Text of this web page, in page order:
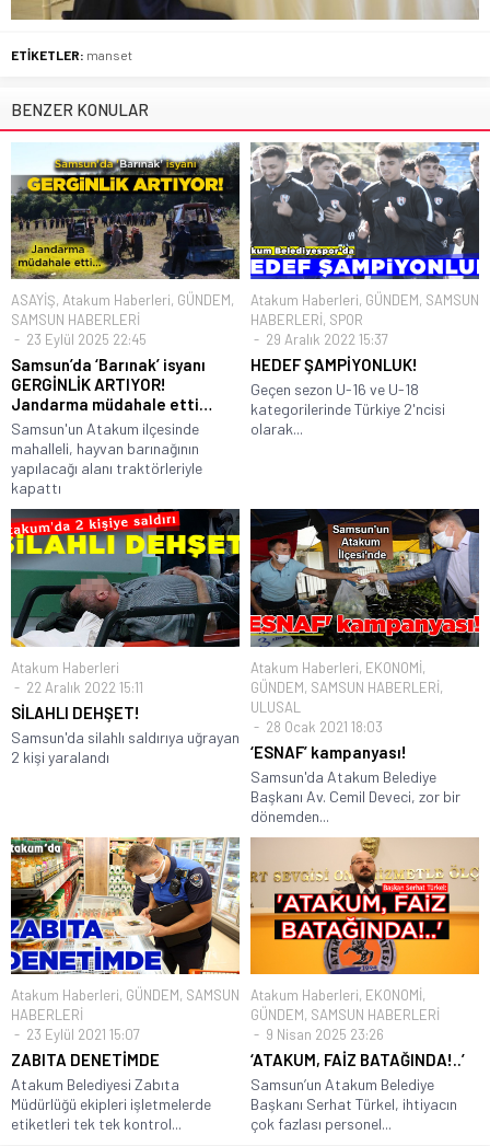
ETİKETLER: manset
BENZER KONULAR
ASAYİŞ, Atakum Haberleri, GÜNDEM,
SAMSUN HABERLERİ
23 Eylül 2025 22:45
Samsun’da ‘Barınak’ isyanı
GERGİNLİK ARTIYOR!
Jandarma müdahale etti…
Samsun'un Atakum ilçesinde
mahalleli, hayvan barınağının
yapılacağı alanı traktörleriyle
kapattı
Atakum Haberleri, GÜNDEM, SAMSUN
HABERLERİ, SPOR
29 Aralık 2022 15:37
HEDEF ŞAMPİYONLUK!
Geçen sezon U-16 ve U-18
kategorilerinde Türkiye 2'ncisi
olarak...
Atakum Haberleri
22 Aralık 2022 15:11
SİLAHLI DEHŞET!
Samsun'da silahlı saldırıya uğrayan
2 kişi yaralandı
Atakum Haberleri, EKONOMİ,
GÜNDEM, SAMSUN HABERLERİ,
ULUSAL
28 Ocak 2021 18:03
‘ESNAF’ kampanyası!
Samsun'da Atakum Belediye
Başkanı Av. Cemil Deveci, zor bir
dönemden...
Atakum Haberleri, GÜNDEM, SAMSUN
HABERLERİ
23 Eylül 2021 15:07
ZABITA DENETİMDE
Atakum Belediyesi Zabıta
Müdürlüğü ekipleri işletmelerde
etiketleri tek tek kontrol...
Atakum Haberleri, EKONOMİ,
GÜNDEM, SAMSUN HABERLERİ
9 Nisan 2025 23:26
‘ATAKUM, FAİZ BATAĞINDA!..’
Samsun’un Atakum Belediye
Başkanı Serhat Türkel, ihtiyacın
çok fazlası personel...